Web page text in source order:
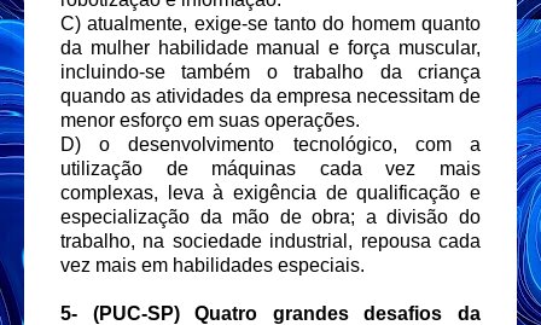
C) atualmente, exige-se tanto do homem quanto
da mulher habilidade manual e força muscular,
incluindo-se também o trabalho da criança
quando as atividades da empresa necessitam de
menor esforço em suas operações.
D) o desenvolvimento tecnológico, com a
utilização de máquinas cada vez mais
complexas, leva à exigência de qualificação e
especialização da mão de obra; a divisão do
trabalho, na sociedade industrial, repousa cada
vez mais em habilidades especiais.
5- (PUC-SP) Quatro grandes desafios da